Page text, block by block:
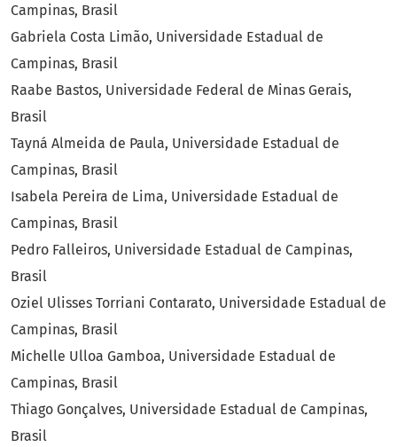
Campinas, Brasil
Gabriela Costa Limão, Universidade Estadual de
Campinas, Brasil
Raabe Bastos, Universidade Federal de Minas Gerais,
Brasil
Tayná Almeida de Paula, Universidade Estadual de
Campinas, Brasil
Isabela Pereira de Lima, Universidade Estadual de
Campinas, Brasil
Pedro Falleiros, Universidade Estadual de Campinas,
Brasil
Oziel Ulisses Torriani Contarato, Universidade Estadual de
Campinas, Brasil
Michelle Ulloa Gamboa, Universidade Estadual de
Campinas, Brasil
Thiago Gonçalves, Universidade Estadual de Campinas,
Brasil